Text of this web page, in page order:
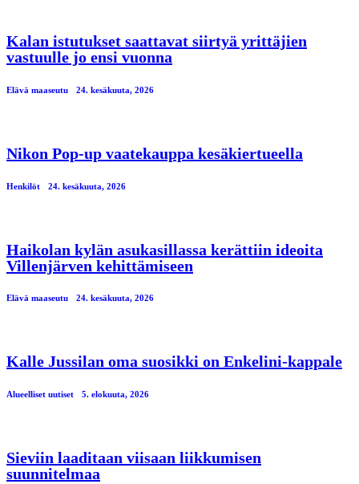
Kalan istutukset saattavat siirtyä yrittäjien
vastuulle jo ensi vuonna
Elävä maaseutu 24. kesäkuuta, 2026
Nikon Pop-up vaatekauppa kesäkiertueella
Henkilöt 24. kesäkuuta, 2026
Haikolan kylän asukasillassa kerättiin ideoita
Villenjärven kehittämiseen
Elävä maaseutu 24. kesäkuuta, 2026
Kalle Jussilan oma suosikki on Enkelini-kappale
Alueelliset uutiset 5. elokuuta, 2026
Sieviin laaditaan viisaan liikkumisen
suunnitelmaa